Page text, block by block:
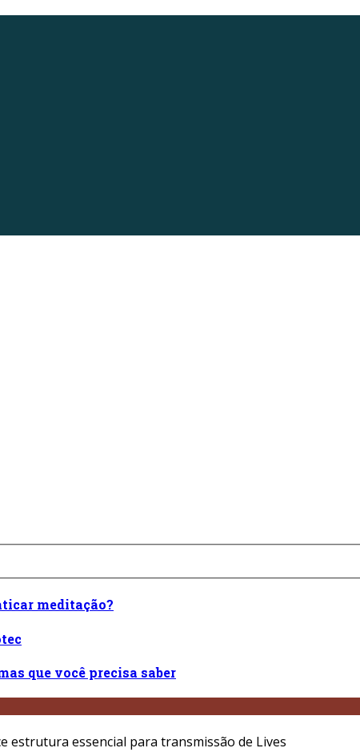
meditação?
que você precisa saber
estrutura essencial para transmissão de Lives